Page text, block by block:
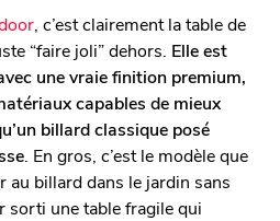
, c’est clairement la table de
“faire joli” dehors. Elle est
une vraie finition premium,
capables de mieux
billard classique posé
. En gros, c’est le modèle que
au billard dans le jardin sans
sorti une table fragile qui